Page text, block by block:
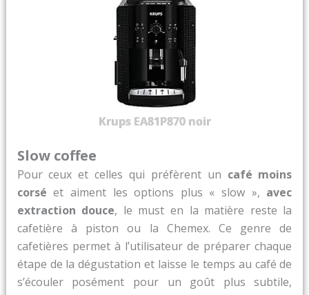
Krups EA81P870 noir
Slow coffee
Pour ceux et celles qui préfèrent un café moins
corsé et aiment les options plus « slow », avec
extraction douce, le must en la matière reste la
cafetière à piston ou la Chemex. Ce genre de
cafetières permet à l’utilisateur de préparer chaque
étape de la dégustation et laisse le temps au café de
s’écouler posément pour un goût plus subtile,